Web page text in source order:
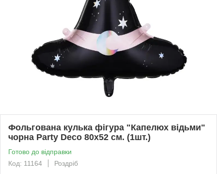
Фольгована кулька фігура "Капелюх відьми"
чорна Party Deco 80х52 см. (1шт.)
Готово до відправки
Код: 11164
Роздріб